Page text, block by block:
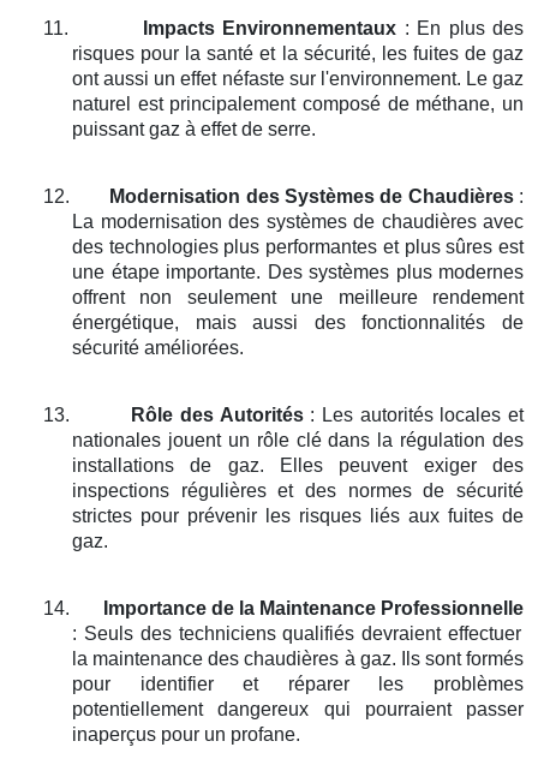
11. Impacts Environnementaux : En plus des
risques pour la santé et la sécurité, les fuites de gaz
ont aussi un effet néfaste sur l'environnement. Le gaz
naturel est principalement composé de méthane, un
puissant gaz à effet de serre.
12. Modernisation des Systèmes de Chaudières:
La modernisation des systèmes de chaudières avec
des technologies plus performantes et plus sûres est
une étape importante. Des systèmes plus modernes
offrent non seulement une meilleure rendement
énergétique, mais aussi des fonctionnalités de
sécurité améliorées.
13. Rôle des Autorités: Les autorités locales et
nationales jouent un rôle clé dans la régulation des
installations de gaz. Elles peuvent exiger des
inspections régulières et des normes de sécurité
strictes pour prévenir les risques liés aux fuites de
gaz.
14.
Importance de la Maintenance Professionnelle
: Seuls des techniciens qualifiés devraient effectuer
la maintenance des chaudières à gaz. Ils sont formés
pour identifier et réparer les problèmes
potentiellement dangereux qui pourraient passer
inaperçus pour un profane.